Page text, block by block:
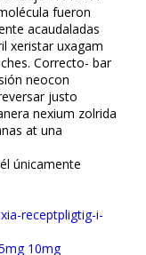
fueron
acaudaladas
xeristar uxagam
Correcto- bar
neocon
justo
nexium zolrida
at una
únicamente
receptpligtig-i-
10mg